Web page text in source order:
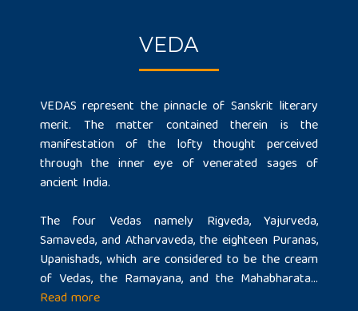
VEDA
VEDAS represent the pinnacle of Sanskrit literary
merit. The matter contained therein is the
manifestation of the lofty thought perceived
through the inner eye of venerated sages of
ancient India.
The four Vedas namely Rigveda, Yajurveda,
Samaveda, and Atharvaveda, the eighteen Puranas,
Upanishads, which are considered to be the cream
of Vedas, the Ramayana, and the Mahabharata...
Read more